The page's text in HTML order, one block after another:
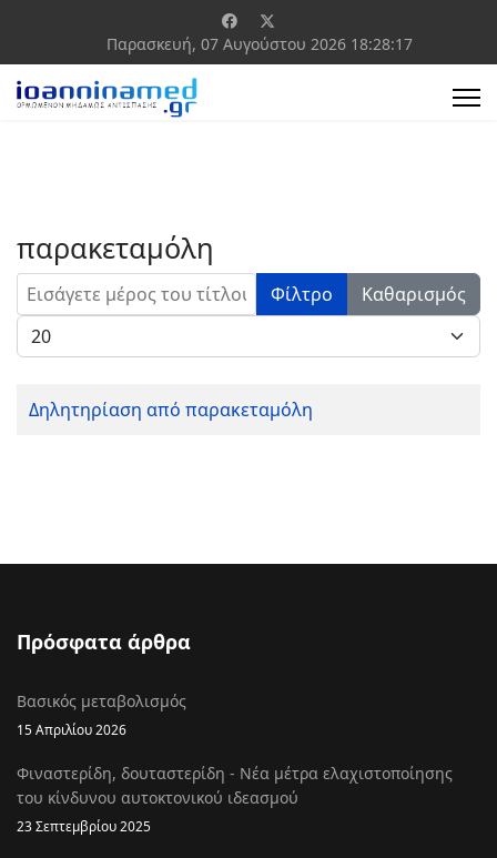
Παρασκευή, 07 Αυγούστου 2026 18:28:17
παρακεταμόλη
Εισάγετε μέρος του τίτλου. Φίλτρο
Καθαρισμός
Εμφάνιση #
Δηλητηρίαση από παρακεταμόλη
Πρόσφατα άρθρα
Βασικός μεταβολισμός
15 Απριλίου 2026
Φιναστερίδη, δουταστερίδη - Νέα μέτρα ελαχιστοποίησης
του κίνδυνου αυτοκτονικού ιδεασμού
23 Σεπτεμβρίου 2025